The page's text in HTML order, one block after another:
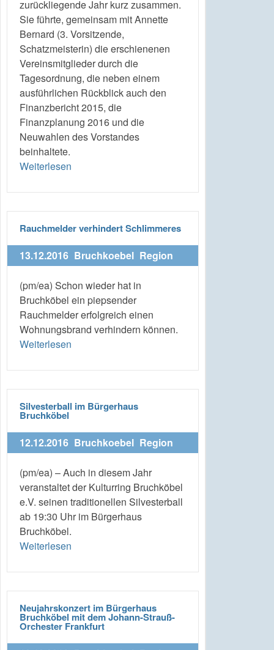
zurückliegende Jahr kurz zusammen.
Sie führte, gemeinsam mit Annette
Bernard (3. Vorsitzende,
Schatzmeisterin) die erschienenen
Vereinsmitglieder durch die
Tagesordnung, die neben einem
ausführlichen Rückblick auch den
Finanzbericht 2015, die
Finanzplanung 2016 und die
Neuwahlen des Vorstandes
beinhaltete.
Weiterlesen
Rauchmelder verhindert Schlimmeres
13.12.2016 Bruchkoebel Region
(pm/ea) Schon wieder hat in
Bruchköbel ein piepsender
Rauchmelder erfolgreich einen
Wohnungsbrand verhindern können.
Weiterlesen
Silvesterball im Bürgerhaus
Bruchköbel
12.12.2016 Bruchkoebel Region
(pm/ea) – Auch in diesem Jahr
veranstaltet der Kulturring Bruchköbel
e.V. seinen traditionellen Silvesterball
ab 19:30 Uhr im Bürgerhaus
Bruchköbel.
Weiterlesen
Neujahrskonzert im Bürgerhaus
Bruchköbel mit dem Johann-Strauß-
Orchester Frankfurt